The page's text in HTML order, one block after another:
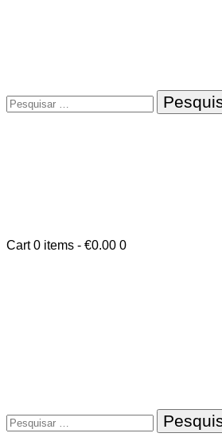
Pesquisar
por:
Cart 0 items - €0.00 0
Pesquisar
por: